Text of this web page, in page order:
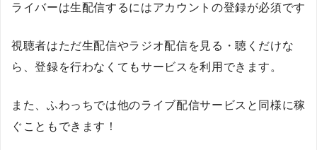
ライバーは生配信するにはアカウントの登録が必須です
視聴者はただ生配信やラジオ配信を見る・聴くだけな
ら、登録を行わなくてもサービスを利用できます。
また、ふわっちでは他のライブ配信サービスと同様に稼
ぐこともできます！